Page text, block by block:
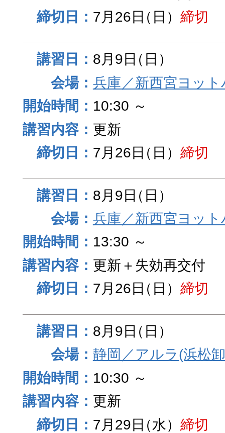
7月26日（日） 締切
8月9日（日）
兵庫／新西宮ヨッ
10:30 ～
更新
7月26日（日） 締切
8月9日（日）
兵庫／新西宮ヨッ
13:30 ～
更新＋失効再交付
7月26日（日） 締切
8月9日（日）
静岡／アルラ(浜松
10:30 ～
更新
7月29日（水） 締切